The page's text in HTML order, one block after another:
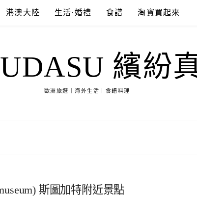
港澳大陸 生活·婚禮 食譜 淘寶買起來
繽紛
歐洲旅遊｜海外生活｜食譜料理
斯圖加特附近景點